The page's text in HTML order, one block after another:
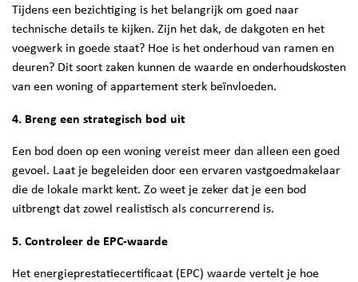
Tijdens een bezichtiging is het belangrijk om goed naar
technische details te kijken. Zijn het dak, de dakgoten en het
voegwerk in goede staat? Hoe is het onderhoud van ramen en
deuren? Dit soort zaken kunnen de waarde en onderhoudskosten
van een woning of appartement sterk beïnvloeden.
4. Breng een strategisch bod uit
Een bod doen op een woning vereist meer dan alleen een goed
gevoel. Laat je begeleiden door een ervaren vastgoedmakelaar
die de lokale markt kent. Zo weet je zeker dat je een bod
uitbrengt dat zowel realistisch als concurrerend is.
5. Controleer de EPC-waarde
Het energieprestatiecertificaat (EPC) waarde vertelt je hoe